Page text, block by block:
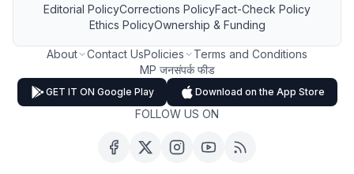
Editorial PolicyCorrections PolicyFact-Check Policy
Ethics PolicyOwnership & Funding
About Contact UsPolicies
Terms and Conditions
MP जनसंपर्क फीड
GET IT ON Google Play Download on the App Store
FOLLOW US ON